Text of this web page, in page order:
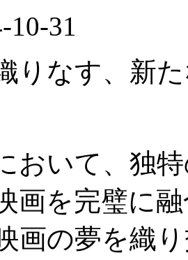
10-31
りなす、新
おいて、独
画を完璧に
画の夢を織